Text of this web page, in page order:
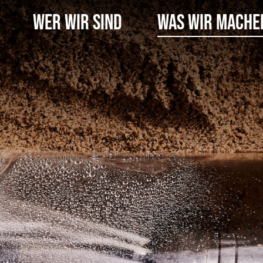
Wer Wir Sind
GmbH
Zertifizierte Qualität
Was Wir
Rohrsanierung Mr. Pipe-Liner